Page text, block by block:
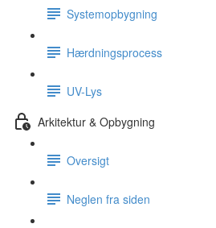
Systemopbygning
Hærdningsprocess
UV-Lys
Arkitektur & Opbygning
Oversigt
Neglen fra siden